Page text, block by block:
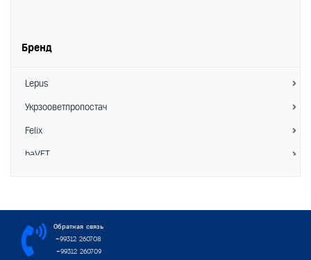
- Коррекция поведения
- Гигиена
- Расчески/Фурминаторы
- Ножницы для когтей
Аксессуары
- Игрушки
Бренд
Lepus
Укрзооветпропостач
Felix
baVET
Hoosing
Interchemie
Обратная связь
+99312 260708
+99312 260709